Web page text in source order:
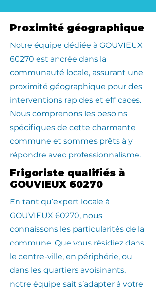
Proximité géographique
​Notre équipe dédiée à GOUVIEUX
60270 est ancrée dans la
communauté locale, assurant une
proximité géographique pour des
interventions rapides et efficaces.
Nous comprenons les besoins
spécifiques de cette charmante
commune et sommes prêts à y
répondre avec professionnalisme.
Frigoriste qualifiés à
GOUVIEUX 60270
En tant qu’expert locale à
GOUVIEUX 60270, nous
connaissons les particularités de la
commune. Que vous résidiez dans
le centre-ville, en périphérie, ou
dans les quartiers avoisinants,
notre équipe sait s’adapter à votre